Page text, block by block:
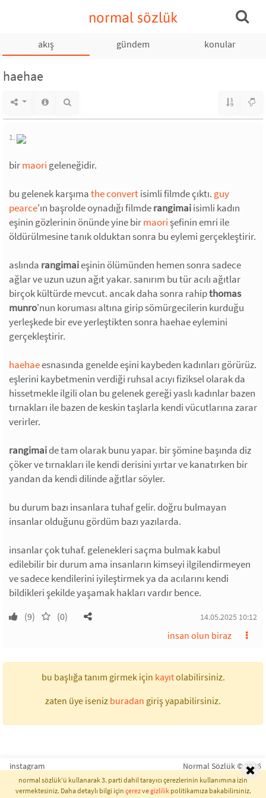
normal sözlük
akış gündem konular
haehae
1.
birmaori geleneğidir.
bu gelenek karşımathe convertisimli filmde çıktı. guy
pearce'ın başrolde oynadığı filmderangimaiisimli kadın
eşinin gözlerinin önünde yine birmaorişefinin emri ile
öldürülmesine tanık olduktan sonra bu eylemi gerçekleştirir.
aslında rangimaieşinin ölümünden hemen sonra sadece
ağlar ve uzun uzun ağıt yakar. sanırım bu tür acılı ağıtlar
birçok kültürde mevcut. ancak daha sonra rahipthomas
munro'nun koruması altına girip sömürgecilerin kurduğu
yerleşkede bir eve yerleştikten sonra haehae eylemini
gerçekleştirir.
haehaeesnasında genelde eşini kaybeden kadınları görürüz.
eşlerini kaybetmenin verdiği ruhsal acıyı fiziksel olarak da
hissetmekle ilgili olan bu gelenek gereği yaslı kadınlar bazen
tırnakları ile bazen de keskin taşlarla kendi vücutlarına zarar
verirler.
rangimaide tam olarak bunu yapar. bir şömine başında diz
çöker ve tırnakları ile kendi derisini yırtar ve kanatırken bir
yandan da kendi dilinde ağıtlar söyler.
bu durum bazı insanlara tuhaf gelir. doğru bulmayan
insanlar olduğunu gördüm bazı yazılarda.
insanlar çok tuhaf. gelenekleri saçma bulmak kabul
edilebilir bir durum ama insanların kimseyi ilgilendirmeyen
ve sadece kendilerini iyileştirmek ya da acılarını kendi
bildikleri şekilde yaşamak hakları vardır bence.
(9) (0) 14.05.2025 10:12
insan olun biraz
bu başlığa tanım girmek için kayıtolabilirsiniz.
zaten üye iseniz buradan giriş yapabilirsiniz.
instagram Normal Sözlük © 2026
normal sözlük'ü kullanarak 3. parti dahil tarayıcı çerezlerinin kullanımına izin
vermektesiniz. Daha detaylı bilgi için çerezvegizlilikpolitikamıza bakabilirsiniz.